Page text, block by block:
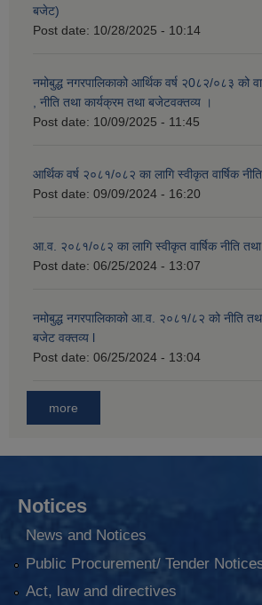
बजेट)
Post date: 10/28/2025 - 10:14
नमोबुद्ध नगरपालिकाको आर्थिक वर्ष २0८२/०८३ को
, नीति तथा कार्यक्रम तथा बजेटवक्तव्य ।
Post date: 10/09/2025 - 11:45
आर्थिक वर्ष २०८१/०८२ का लागि स्वीकृत वार्षिक
Post date: 09/09/2024 - 16:20
आ.व. २०८१/०८२ का लागि स्वीकृत वार्षिक नीति
Post date: 06/25/2024 - 13:07
नमोबुद्ध नगरपालिकाको आ‍.व. २०८१/८२ को नीति
बजेट वक्तव्य l
Post date: 06/25/2024 - 13:04
more
Notices
News and Notices
Public Procurement/ Tender
Act, law and directives